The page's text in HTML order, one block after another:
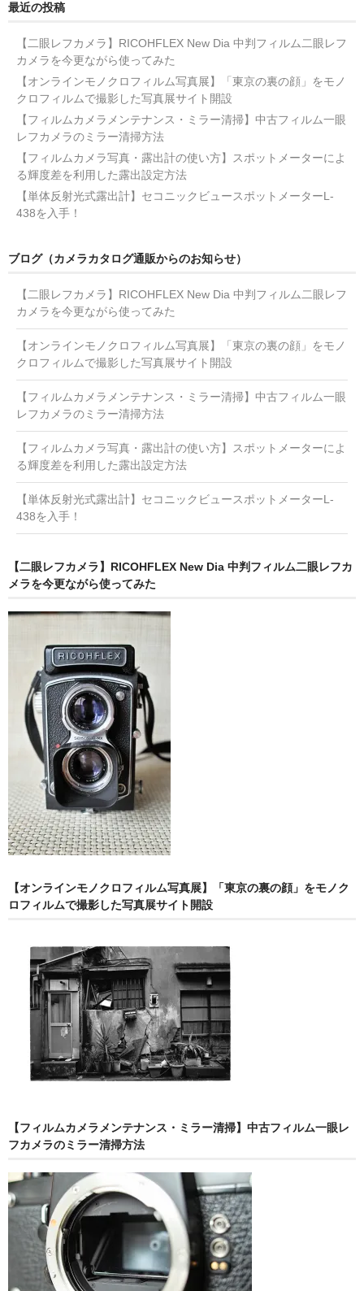
最近の投稿
【二眼レフカメラ】RICOHFLEX New Dia 中判フィルム二眼レフ
カメラを今更ながら使ってみた
【オンラインモノクロフィルム写真展】「東京の裏の顔」をモノ
クロフィルムで撮影した写真展サイト開設
【フィルムカメラメンテナンス・ミラー清掃】中古フィルム一眼
レフカメラのミラー清掃方法
【フィルムカメラ写真・露出計の使い方】スポットメーターによ
る輝度差を利用した露出設定方法
【単体反射光式露出計】セコニックビュースポットメーターL-
438を入手！
ブログ（カメラカタログ通販からのお知らせ）
【二眼レフカメラ】RICOHFLEX New Dia 中判フィルム二眼レフ
カメラを今更ながら使ってみた
【オンラインモノクロフィルム写真展】「東京の裏の顔」をモノ
クロフィルムで撮影した写真展サイト開設
【フィルムカメラメンテナンス・ミラー清掃】中古フィルム一眼
レフカメラのミラー清掃方法
【フィルムカメラ写真・露出計の使い方】スポットメーターによ
る輝度差を利用した露出設定方法
【単体反射光式露出計】セコニックビュースポットメーターL-
438を入手！
【二眼レフカメラ】RICOHFLEX New Dia 中判フィルム二眼レフカ
メラを今更ながら使ってみた
【オンラインモノクロフィルム写真展】「東京の裏の顔」をモノク
ロフィルムで撮影した写真展サイト開設
【フィルムカメラメンテナンス・ミラー清掃】中古フィルム一眼レ
フカメラのミラー清掃方法